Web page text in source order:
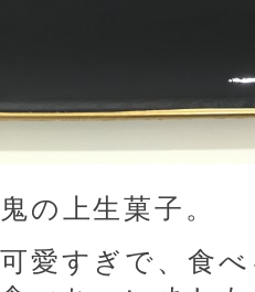
鬼の上生菓子。
可愛すぎで、食